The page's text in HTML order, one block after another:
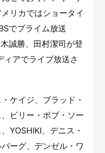
リカではショータイ
でプライム放送
誠勝、田村潔司が登
アでライブ放送さ
ケイジ、ブラッド・
ビリー・ボブ・ソー
YOSHIKI、デニス・
ーグ、デンゼル・ワ